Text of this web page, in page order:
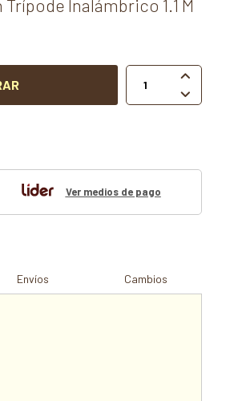
Inalámbrico 1.1 M


Ver medios de pago
Envíos Cambios